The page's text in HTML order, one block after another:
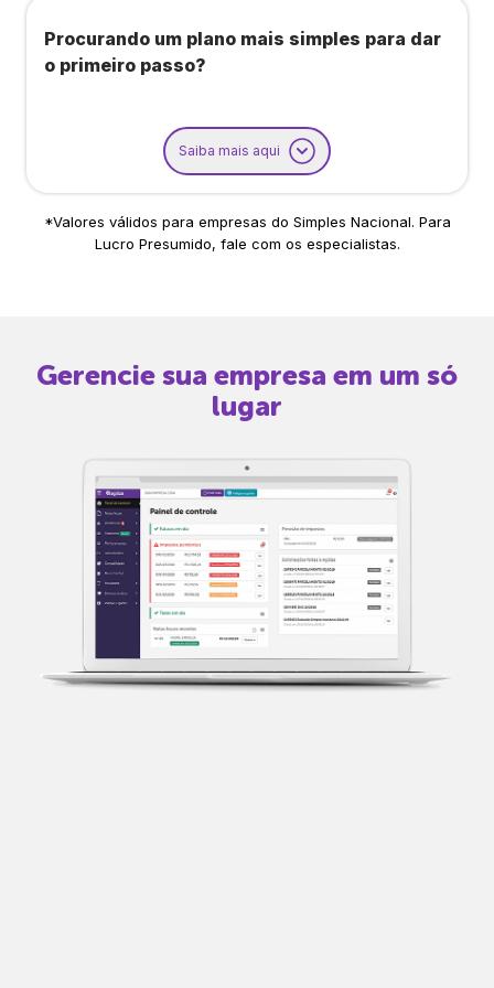
Procurando um plano mais simples para dar
o primeiro passo?
Saiba mais aqui
*Valores válidos para empresas do Simples Nacional. Para
Lucro Presumido, fale com os especialistas.
Gerencie sua empresa em um só
lugar